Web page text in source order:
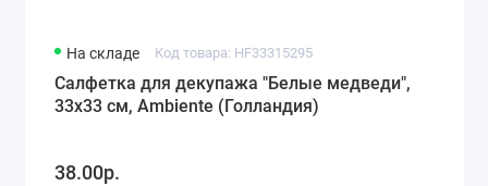
На складе Код товара: HF33315295
Салфетка для декупажа "Белые медведи",
33х33 см, Ambiente (Голландия)
38.00р.